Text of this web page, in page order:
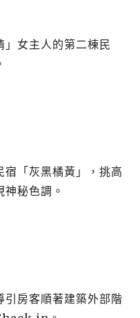
」女主人的第二棟民
宿「灰黑橘黃」，挑高
秘色調。
引房客順著建築外部階